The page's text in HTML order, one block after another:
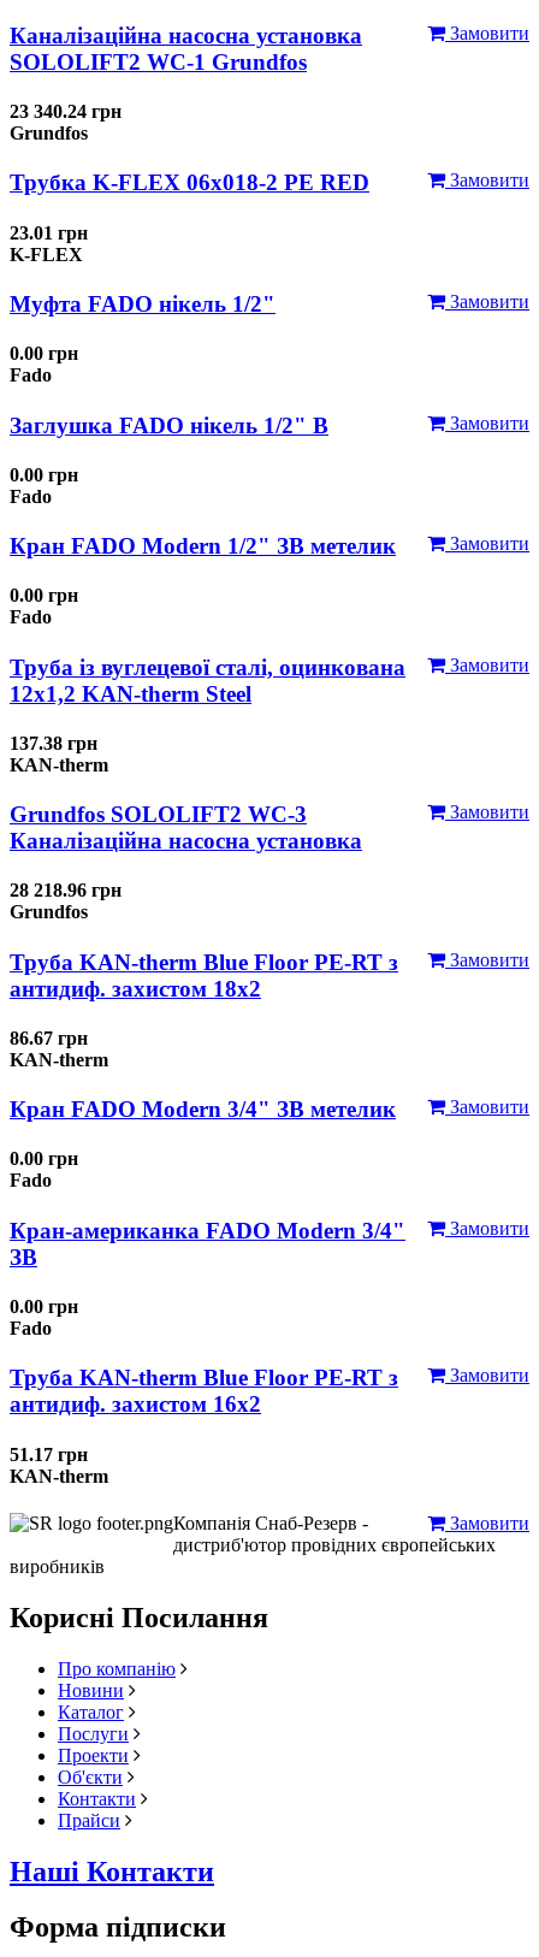
Замовити
Каналізаційна насосна установка
SOLOLIFT2 WC-1 Grundfos
23 340.24 грн
Grundfos
Замовити
Трубка K-FLEX 06x018-2 РЕ RED
23.01 грн
K-FLEX
Замовити
Муфта FADO нікель 1/2"
0.00 грн
Fado
Замовити
Заглушка FADO нікель 1/2" В
0.00 грн
Fado
Замовити
Кран FADO Modern 1/2" ЗВ метелик
0.00 грн
Fado
Замовити
Труба із вуглецевої сталі, оцинкована
12x1,2 KAN-therm Steel
137.38 грн
KAN-therm
Замовити
Grundfos SOLOLIFT2 WC-3
Каналізаційна насосна установка
28 218.96 грн
Grundfos
Замовити
Труба KAN-therm Blue Floor PE-RT з
антидиф. захистом 18х2
86.67 грн
KAN-therm
Замовити
Кран FADO Modern 3/4" ЗВ метелик
0.00 грн
Fado
Замовити
Кран-американка FADO Modern 3/4"
ЗВ
0.00 грн
Fado
Замовити
Труба KAN-therm Blue Floor PE-RT з
антидиф. захистом 16х2
51.17 грн
KAN-therm
Замовити
Компанія Снаб-Резерв -
дистриб'ютор провідних європейських
виробників
Корисні Посилання
Про компанію
Новини
Каталог
Послуги
Проекти
Об'єкти
Контакти
Прайси
Наші Контакти
Форма підписки